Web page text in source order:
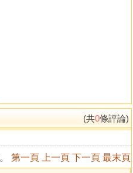
礽、王元極對清代以來諸家
不過都對本書都評價極高。
尹有本《四秘全書十二種》
》之刊刻文獻。
十年坊間已失傳。姚銘三
百二十三年，近見有誤以為
傳自姚銘三但未嘗見本書
用版本，有民國建矦之詳
地理辨正疏》一派，批註中
秘訣。本書實集合了姚銘
三家秘訣。再參三元玄空家
技術修復版面精印出版，一
(共0條評論)
第一頁 上一頁 下一頁 最末頁